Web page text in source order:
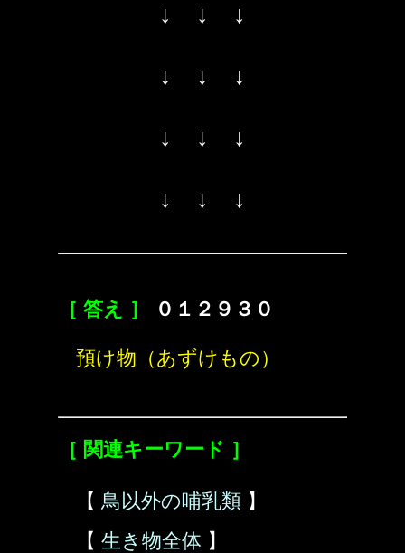
↓ ↓ ↓
↓ ↓ ↓
↓ ↓ ↓
↓ ↓ ↓
［ 答え ］ ０１２９３０
預け物（あずけもの）
［ 関連キーワード ］
【 鳥以外の哺乳類 】
【 生き物全体 】